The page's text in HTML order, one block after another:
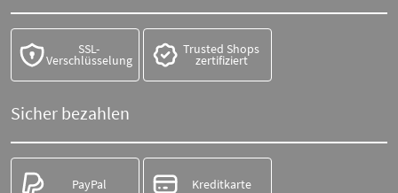
SSL-
Verschlüsselung
Trusted Shops
zertifiziert
Sicher bezahlen
PayPal Kreditkarte